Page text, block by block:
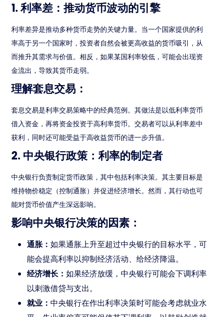
1. 利率差：推动货币波动的引擎
利率差异是推动多种货币走势的关键力量。当一个国家提供的利
率高于另一个国家时，投资者自然会被更高收益的货币吸引，从
而推升其需求与价值。相反，如果某国利率较低，可能会出现资
金流出，导致其货币走弱。
理解套息交易：
套息交易是利率交易策略中的经典范例。其做法是以低利率货币
借入资金，再将资金投资于高利率货币。交易者可以从利率差中
获利，同时还可能受益于高收益货币的进一步升值。
2. 中央银行政策：利率的制定者
中央银行负责制定货币政策，其中包括利率决策。其主要目标是
维持物价稳定（控制通胀）并促进经济增长。然而，其行动也可
能对货币价值产生深远影响。
影响中央银行决策的因素：
通胀：如果通胀上升至超过中央银行的目标水平，可
能会提高利率以抑制经济活动、给经济降温。
经济增长：如果经济放缓，中央银行可能会下调利率
以刺激借贷与支出。
就业：中央银行在作出利率决策时可能会考虑就业水